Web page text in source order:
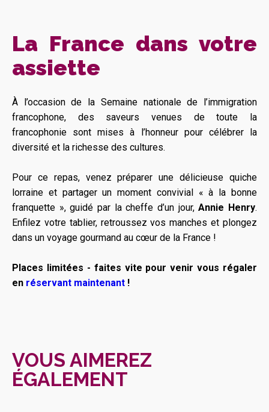
La France dans votre
assiette
À l’occasion de la Semaine nationale de l’immigration
francophone, des saveurs venues de toute la
francophonie sont mises à l’honneur pour célébrer la
diversité et la richesse des cultures.
Pour ce repas, venez préparer une délicieuse quiche
lorraine et partager un moment convivial « à la bonne
franquette », guidé par la cheffe d’un jour,Annie Henry.
Enfilez votre tablier, retroussez vos manches et plongez
dans un voyage gourmand au cœur de la France !
Places limitées - faites vite pour venir vous régaler
en réservant maintenant !
VOUS AIMEREZ
ÉGALEMENT